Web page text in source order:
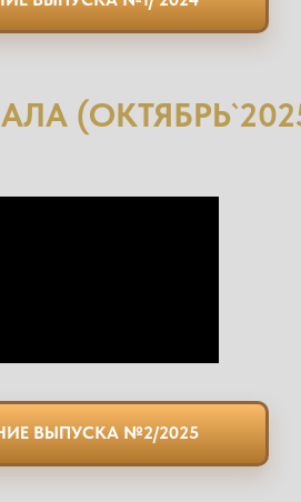
ВЫПУСКА №2/2025